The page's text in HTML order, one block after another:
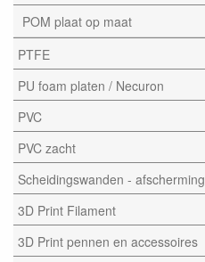
POM plaat op maat
PTFE
PU foam platen / Necuron
PVC
PVC zacht
Scheidingswanden - afscherming
3D Print Filament
3D Print pennen en accessoires